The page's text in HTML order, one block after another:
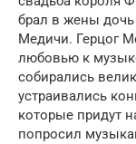
брал в жены
Медичи. Герцог
любовью к
собирались
устраивались
которые придут
попросил